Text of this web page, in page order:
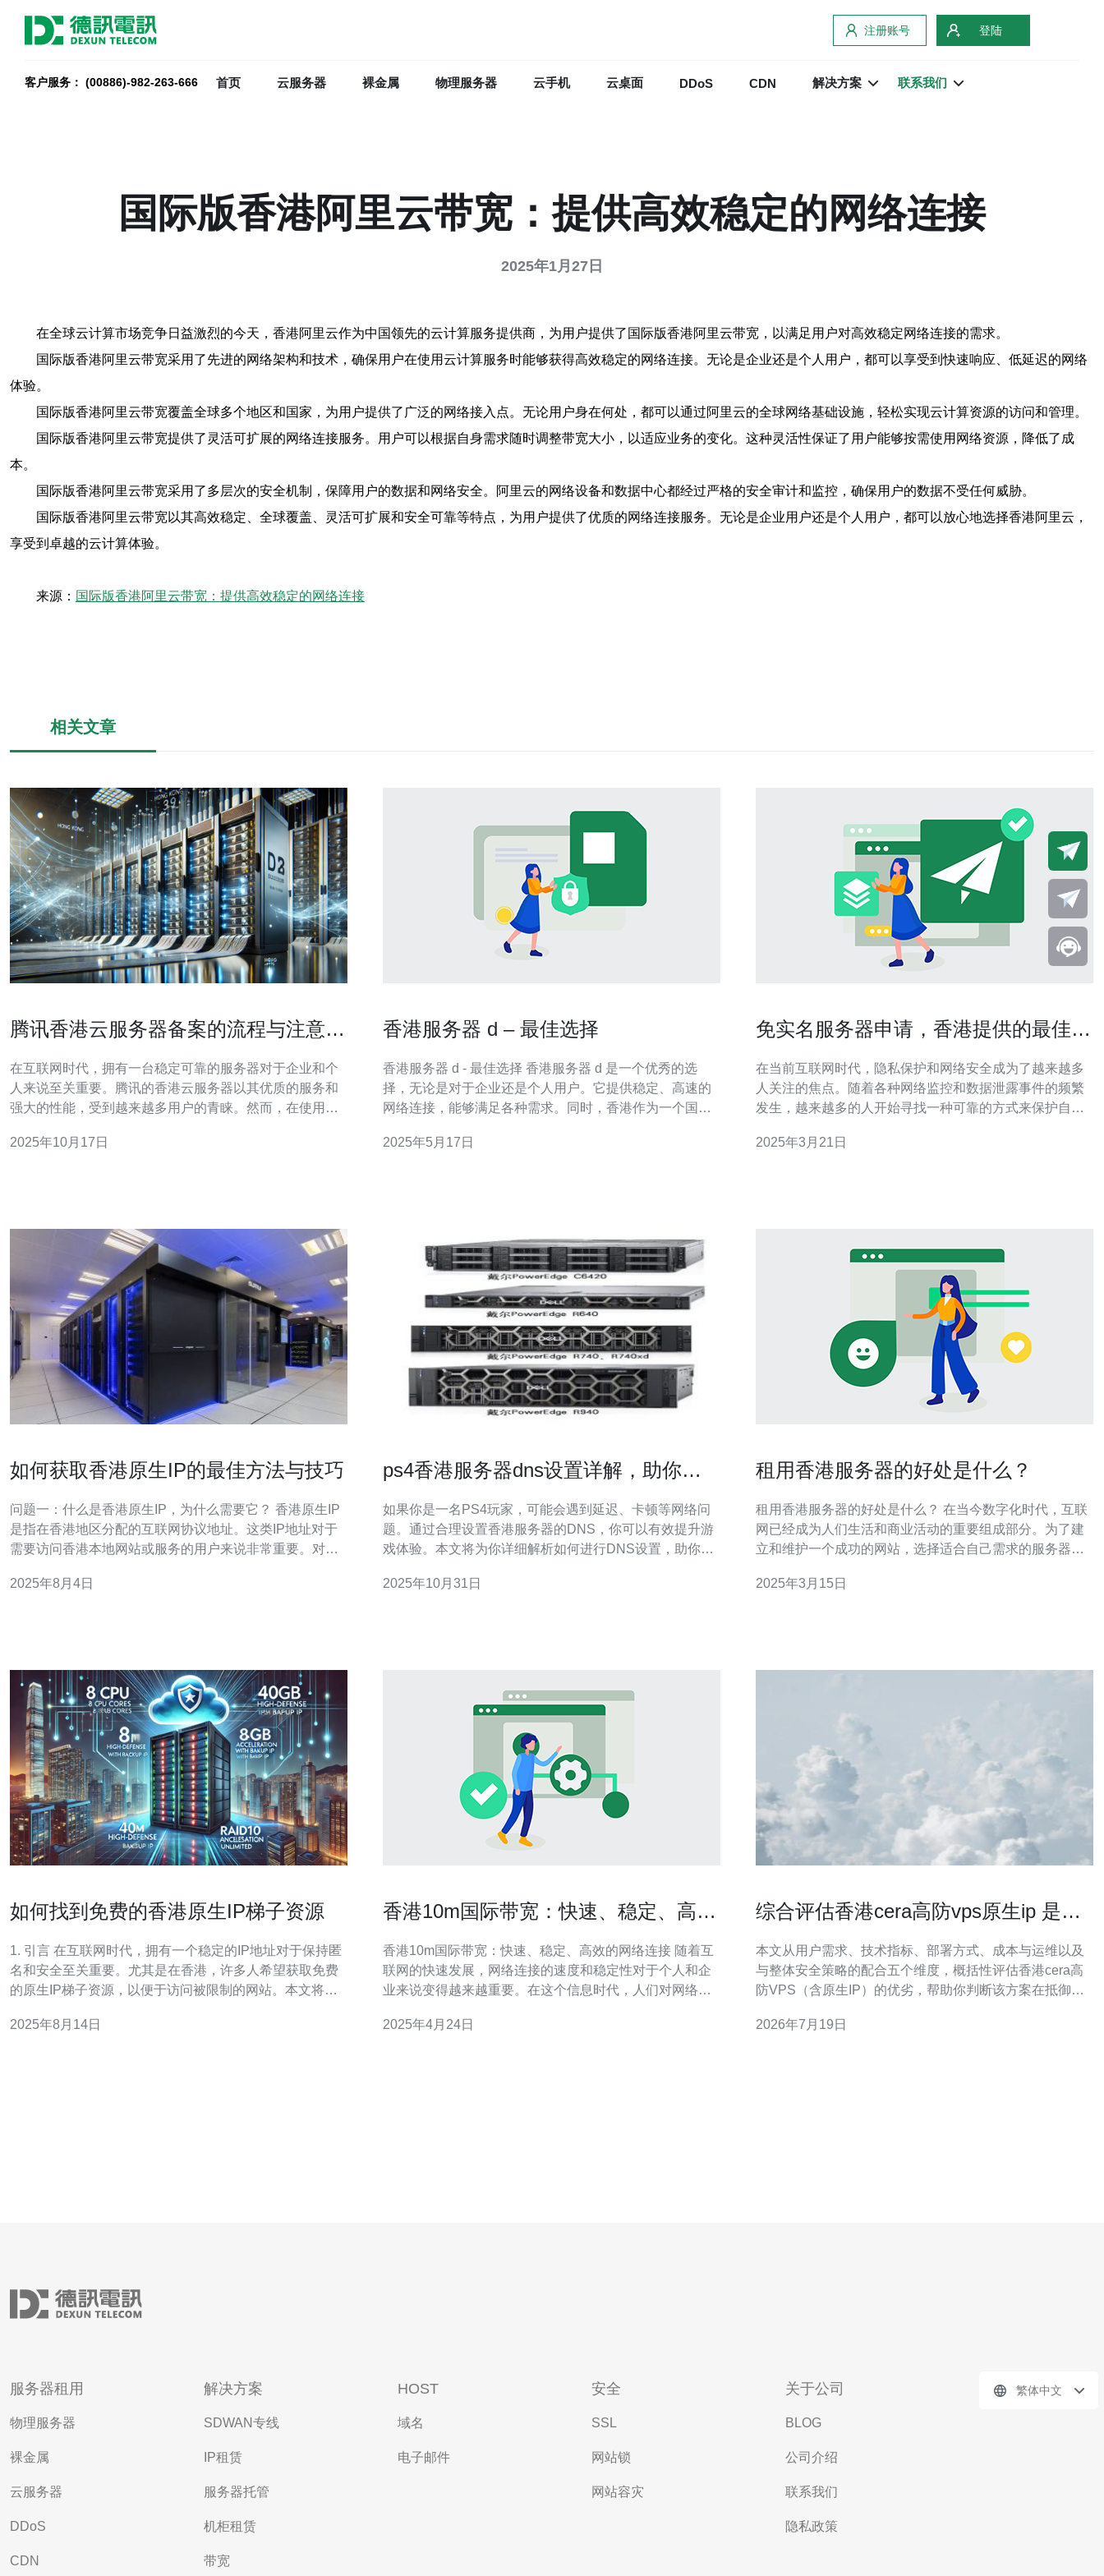
注册账号 登陆
客户服务： (00886)-982-263-666 首页 云服务器 裸金属 物理服务器 云手机 云桌面 DDoS CDN 解决方案 联系我们
国际版香港阿里云带宽：提供高效稳定的网络连接
2025年1月27日
在全球云计算市场竞争日益激烈的今天，香港阿里云作为中国领先的云计算服务提供商，为用户提供了国际版香港阿里云带宽，以满足用户对高效稳定网络连接的需求。
国际版香港阿里云带宽采用了先进的网络架构和技术，确保用户在使用云计算服务时能够获得高效稳定的网络连接。无论是企业还是个人用户，都可以享受到快速响应、低延迟的网络
体验。
国际版香港阿里云带宽覆盖全球多个地区和国家，为用户提供了广泛的网络接入点。无论用户身在何处，都可以通过阿里云的全球网络基础设施，轻松实现云计算资源的访问和管理。
国际版香港阿里云带宽提供了灵活可扩展的网络连接服务。用户可以根据自身需求随时调整带宽大小，以适应业务的变化。这种灵活性保证了用户能够按需使用网络资源，降低了成
本。
国际版香港阿里云带宽采用了多层次的安全机制，保障用户的数据和网络安全。阿里云的网络设备和数据中心都经过严格的安全审计和监控，确保用户的数据不受任何威胁。
国际版香港阿里云带宽以其高效稳定、全球覆盖、灵活可扩展和安全可靠等特点，为用户提供了优质的网络连接服务。无论是企业用户还是个人用户，都可以放心地选择香港阿里云，
享受到卓越的云计算体验。
来源： 国际版香港阿里云带宽：提供高效稳定的网络连接
相关文章
腾讯香港云服务器备案的流程与注意事
在互联网时代，拥有一台稳定可靠的服务器对于企业和个
人来说至关重要。腾讯的香港云服务器以其优质的服务和
强大的性能，受到越来越多用户的青睐。然而，在使用云
绍腾讯香港云服务器备案的流程与注意事项，帮助您顺利
2025年10月17日
香港服务器 d – 最佳选择
香港服务器 d - 最佳选择 香港服务器 d 是一个优秀的选
择，无论是对于企业还是个人用户。它提供稳定、高速的
网络连接，能够满足各种需求。同时，香港作为一个国际
用户提供优质的网络体验。 香港服务器 d 具有许多优势，
2025年5月17日
免实名服务器申请，香港提供的最佳选
在当前互联网时代，隐私保护和网络安全成为了越来越多
人关注的焦点。随着各种网络监控和数据泄露事件的频繁
发生，越来越多的人开始寻找一种可靠的方式来保护自己
备受关注的选择。 免实名服务器是指用户在申请使用服务
2025年3月21日
如何获取香港原生IP的最佳方法与技巧
问题一：什么是香港原生IP，为什么需要它？ 香港原生IP
是指在香港地区分配的互联网协议地址。这类IP地址对于
需要访问香港本地网站或服务的用户来说非常重要。对于
低的延迟，以及更好的用户体验。此外，某些在线服务可
2025年8月4日
ps4香港服务器dns设置详解，助你畅
如果你是一名PS4玩家，可能会遇到延迟、卡顿等网络问
题。通过合理设置香港服务器的DNS，你可以有效提升游
戏体验。本文将为你详细解析如何进行DNS设置，助你在
很多。首先，香港的网络基础设施成熟，国际带宽充足，
2025年10月31日
租用香港服务器的好处是什么？
租用香港服务器的好处是什么？ 在当今数字化时代，互联
网已经成为人们生活和商业活动的重要组成部分。为了建
立和维护一个成功的网站，选择适合自己需求的服务器是
进的信息技术基础设施和便捷的网络连接，租用香港服务
2025年3月15日
如何找到免费的香港原生IP梯子资源
1. 引言 在互联网时代，拥有一个稳定的IP地址对于保持匿
名和安全至关重要。尤其是在香港，许多人希望获取免费
的原生IP梯子资源，以便于访问被限制的网站。本文将介
原生IP梯子通常指的是通过VPS（虚拟专用服务器）或专
2025年8月14日
香港10m国际带宽：快速、稳定、高效
香港10m国际带宽：快速、稳定、高效的网络连接 随着互
联网的快速发展，网络连接的速度和稳定性对于个人和企
业来说变得越来越重要。在这个信息时代，人们对网络的
带宽的出现，为用户提供了快速、稳定、高效的网络连
2025年4月24日
综合评估香港cera高防vps原生ip 是否
本文从用户需求、技术指标、部署方式、成本与运维以及
与整体安全策略的配合五个维度，概括性评估香港cera高
防VPS（含原生IP）的优劣，帮助你判断该方案在抵御
景。 哪个用户群体适合选择香港cera高防VPS？ 通常，流
2026年7月19日
服务器租用
物理服务器
裸金属
云服务器
DDoS
CDN
解决方案
SDWAN专线
IP租赁
服务器托管
机柜租赁
带宽
HOST
域名
电子邮件
安全
SSL
网站锁
网站容灾
关于公司
BLOG
公司介绍
联系我们
隐私政策
繁体中文